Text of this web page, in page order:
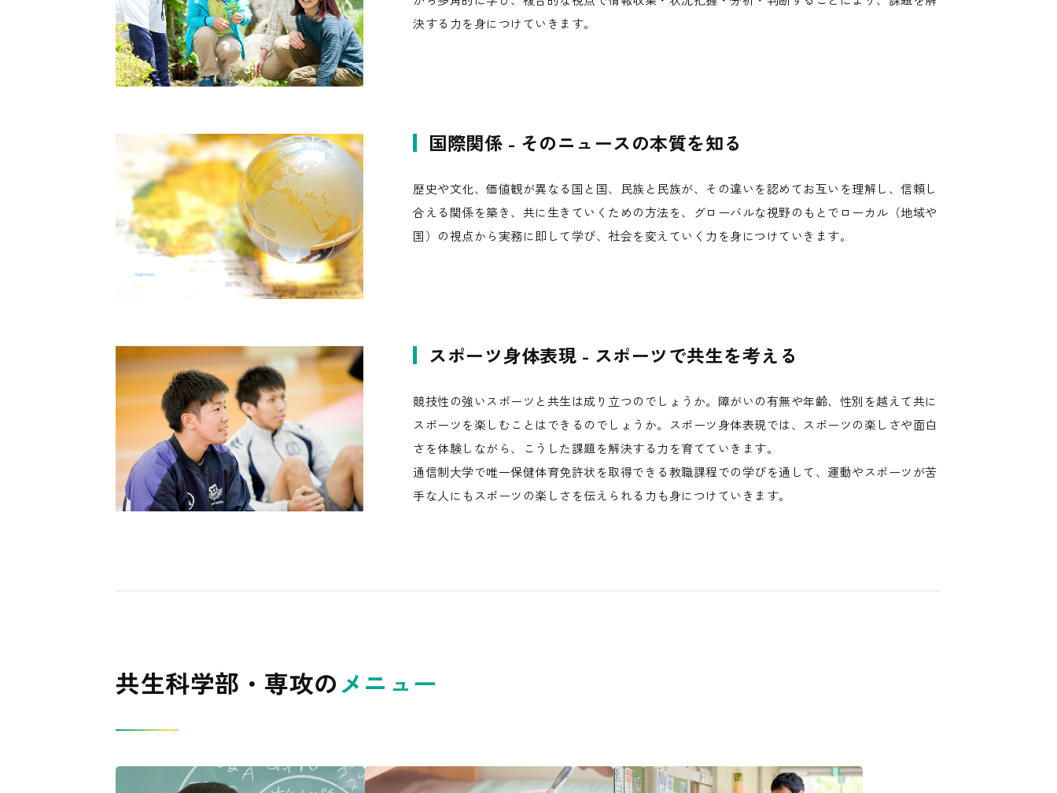
決する力を身につけていきます。
国際関係 - そのニュースの本質を知る
歴史や文化、価値観が異なる国と国、民族と民族が、その違いを認めてお互いを理解し、信頼し
合える関係を築き、共に生きていくための方法を、グローバルな視野のもとでローカル（地域や
国）の視点から実務に即して学び、社会を変えていく力を身につけていきます。
スポーツ身体表現 - スポーツで共生を考える
競技性の強いスポーツと共生は成り立つのでしょうか。障がいの有無や年齢、性別を越えて共に
スポーツを楽しむことはできるのでしょうか。スポーツ身体表現では、スポーツの楽しさや面白
さを体験しながら、こうした課題を解決する力を育てていきます。
通信制大学で唯一保健体育免許状を取得できる教職課程での学びを通して、運動やスポーツが苦
手な人にもスポーツの楽しさを伝えられる力も身につけていきます。
共生科学部・専攻のメニュー